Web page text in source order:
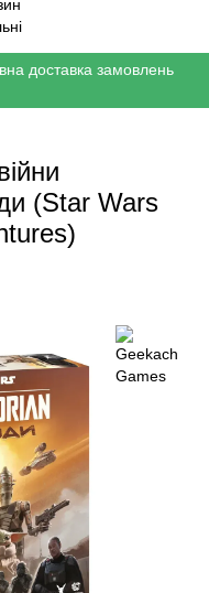
доставка замовлень
(Star Wars